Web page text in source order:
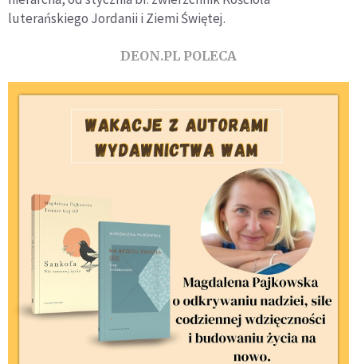
luterańskiego Jordanii i Ziemi Świętej.
DEON.PL POLECA